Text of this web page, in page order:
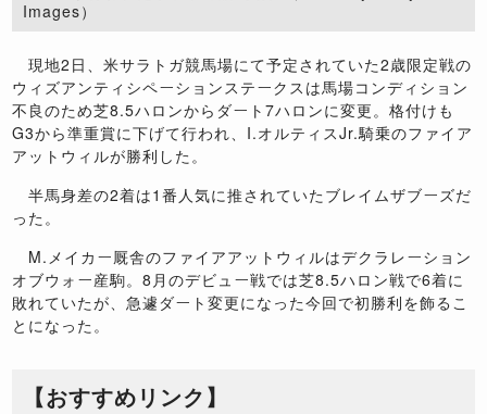
Images）
現地2日、米サラトガ競馬場にて予定されていた2歳限定戦の
ウィズアンティシペーションステークスは馬場コンディション
不良のため芝8.5ハロンからダート7ハロンに変更。格付けも
G3から準重賞に下げて行われ、I.オルティスJr.騎乗のファイア
アットウィルが勝利した。
半馬身差の2着は1番人気に推されていたブレイムザブーズだ
った。
M.メイカー厩舎のファイアアットウィルはデクラレーション
オブウォー産駒。8月のデビュー戦では芝8.5ハロン戦で6着に
敗れていたが、急遽ダート変更になった今回で初勝利を飾るこ
とになった。
【おすすめリンク】